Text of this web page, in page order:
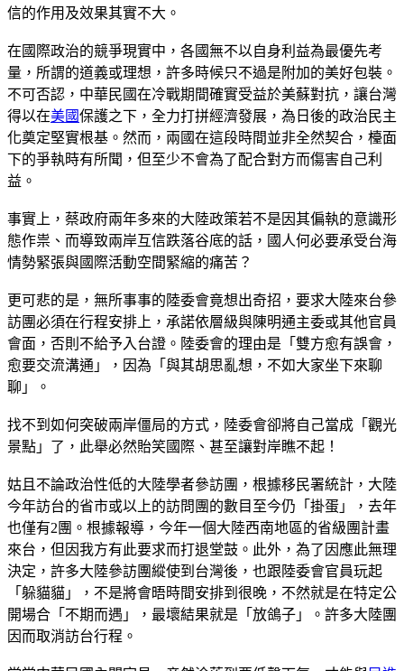
信的作用及效果其實不大。
在國際政治的競爭現實中，各國無不以自身利益為最優先考
量，所謂的道義或理想，許多時候只不過是附加的美好包裝。
不可否認，中華民國在冷戰期間確實受益於美蘇對抗，讓台灣
得以在美國保護之下，全力打拼經濟發展，為日後的政治民主
化奠定堅實根基。然而，兩國在這段時間並非全然契合，檯面
下的爭執時有所聞，但至少不會為了配合對方而傷害自己利
益。
事實上，蔡政府兩年多來的大陸政策若不是因其偏執的意識形
態作祟、而導致兩岸互信跌落谷底的話，國人何必要承受台海
情勢緊張與國際活動空間緊縮的痛苦？
更可悲的是，無所事事的陸委會竟想出奇招，要求大陸來台參
訪團必須在行程安排上，承諾依層級與陳明通主委或其他官員
會面，否則不給予入台證。陸委會的理由是「雙方愈有誤會，
愈要交流溝通」，因為「與其胡思亂想，不如大家坐下來聊
聊」。
找不到如何突破兩岸僵局的方式，陸委會卻將自己當成「觀光
景點」了，此舉必然貽笑國際、甚至讓對岸瞧不起！
姑且不論政治性低的大陸學者參訪團，根據移民署統計，大陸
今年訪台的省市或以上的訪問團的數目至今仍「掛蛋」，去年
也僅有2團。根據報導，今年一個大陸西南地區的省級團計畫
來台，但因我方有此要求而打退堂鼓。此外，為了因應此無理
決定，許多大陸參訪團縱使到台灣後，也跟陸委會官員玩起
「躲貓貓」，不是將會晤時間安排到很晚，不然就是在特定公
開場合「不期而遇」，最壞結果就是「放鴿子」。許多大陸團
因而取消訪台行程。